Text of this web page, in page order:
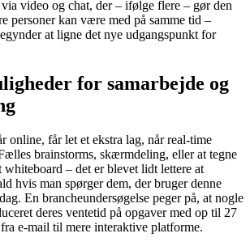
video og chat, der – ifølge flere – gør den
personer kan være med på samme tid –
at ligne det nye udgangspunkt for
for samarbejde og
online, får let et ekstra lag, når real-time
brainstorms, skærmdeling, eller at tegne
whiteboard – det er blevet lidt lettere at
hvis man spørger dem, der bruger denne
En brancheundersøgelse peger på, at nogle
deres ventetid på opgaver med op til 27
e-mail til mere interaktive platforme.